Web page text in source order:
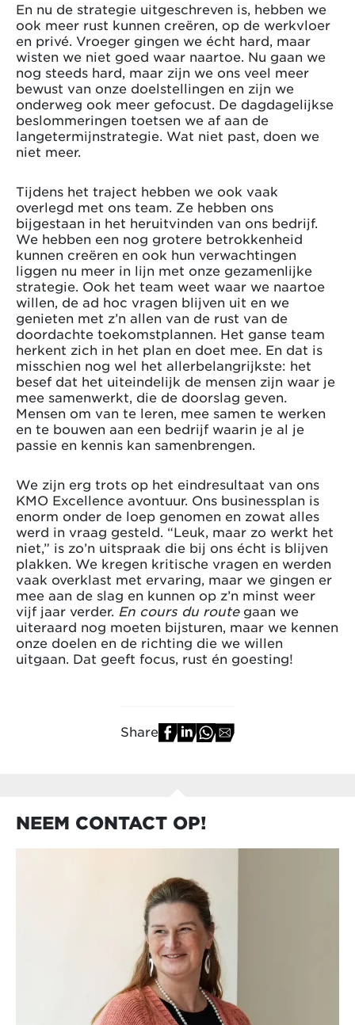
En nu de strategie uitgeschreven is, hebben we
ook meer rust kunnen creëren, op de werkvloer
en privé. Vroeger gingen we écht hard, maar
wisten we niet goed waar naartoe. Nu gaan we
nog steeds hard, maar zijn we ons veel meer
bewust van onze doelstellingen en zijn we
onderweg ook meer gefocust. De dagdagelijkse
beslommeringen toetsen we af aan de
langetermijnstrategie. Wat niet past, doen we
niet meer.
Tijdens het traject hebben we ook vaak
overlegd met ons team. Ze hebben ons
bijgestaan in het heruitvinden van ons bedrijf.
We hebben een nog grotere betrokkenheid
kunnen creëren en ook hun verwachtingen
liggen nu meer in lijn met onze gezamenlijke
strategie. Ook het team weet waar we naartoe
willen, de ad hoc vragen blijven uit en we
genieten met z’n allen van de rust van de
doordachte toekomstplannen. Het ganse team
herkent zich in het plan en doet mee. En dat is
misschien nog wel het allerbelangrijkste: het
besef dat het uiteindelijk de mensen zijn waar je
mee samenwerkt, die de doorslag geven.
Mensen om van te leren, mee samen te werken
en te bouwen aan een bedrijf waarin je al je
passie en kennis kan samenbrengen.
We zijn erg trots op het eindresultaat van ons
KMO Excellence avontuur. Ons businessplan is
enorm onder de loep genomen en zowat alles
werd in vraag gesteld. “Leuk, maar zo werkt het
niet,” is zo’n uitspraak die bij ons écht is blijven
plakken. We kregen kritische vragen en werden
vaak overklast met ervaring, maar we gingen er
mee aan de slag en kunnen op z’n minst weer
vijf jaar verder. En cours du routegaan we
uiteraard nog moeten bijsturen, maar we kennen
onze doelen en de richting die we willen
uitgaan. Dat geeft focus, rust én goesting!
Share
NEEM CONTACT OP!